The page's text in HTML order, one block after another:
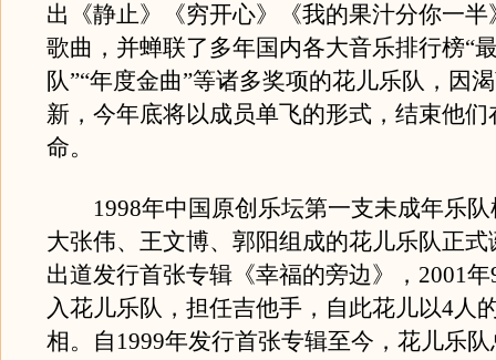
出《静止》《穷开心》《我的果汁分你一半
歌曲，并蝉联了多年国内各大音乐排行榜“
队”“年度金曲”等诸多奖项的花儿乐队，因
新，今年底将以成员单飞的形式，结束他们
命。
1998年中国原创乐坛第一支未成年乐队
大张伟、王文博、郭阳组成的花儿乐队正式
出道发行首张专辑《幸福的旁边》，2001
入花儿乐队，担任吉他手，自此花儿以4人
相。自1999年发行首张专辑至今，花儿乐